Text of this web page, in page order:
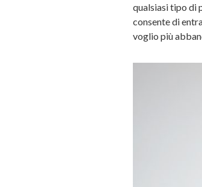
qualsiasi tipo di
consente di
voglio più